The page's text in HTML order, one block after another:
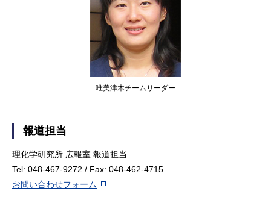
唯美津木チームリーダー
報道担当
理化学研究所 広報室 報道担当
Tel: 048-467-9272 / Fax: 048-462-4715
お問い合わせフォーム